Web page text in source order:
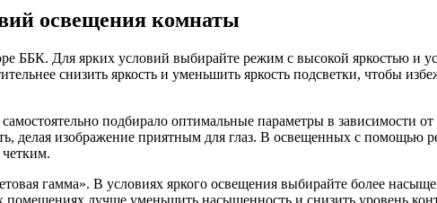
освещения комнаты
ББК. Для ярких условий выбирайте режим с высокой яркостью и
снизить яркость и уменьшить яркость подсветки, чтобы
подбирало оптимальные параметры в зависимости
делая изображение приятным для глаз. В освещенных с помощью
гамма». В условиях яркого освещения выбирайте более
лучше уменьшить насыщенность и снизить уровень